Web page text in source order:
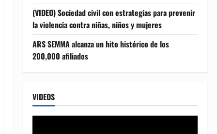
(VIDEO) Sociedad civil con estrategias para prevenir
la violencia contra niñas, niños y mujeres
ARS SEMMA alcanza un hito histórico de los
200,000 afiliados
VIDEOS